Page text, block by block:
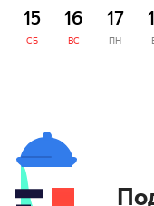
15
СБ
16
ВС
17
ПН